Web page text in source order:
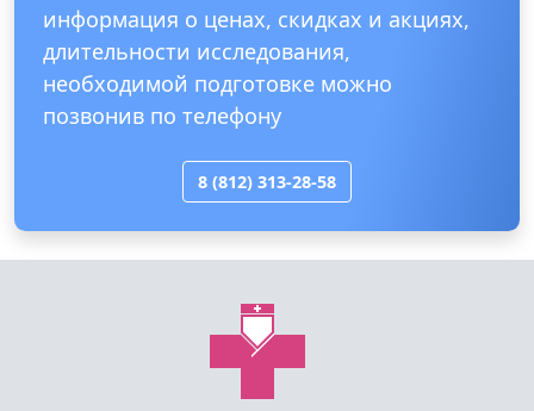
информация о ценах, скидках и акциях,
длительности исследования,
необходимой подготовке можно
позвонив по телефону
8 (812) 313-28-58